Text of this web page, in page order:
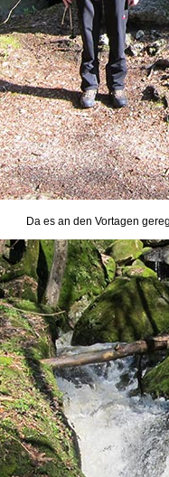
Da es an den Vortagen